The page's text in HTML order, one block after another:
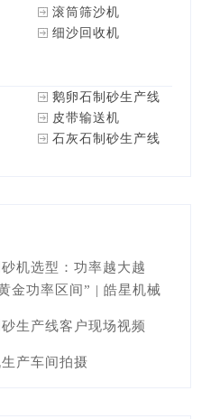
滚筒筛沙机
细沙回收机
鹅卵石制砂生产线
皮带输送机
石灰石制砂生产线
机选型：功率越大越
金功率区间” | 皓星机械
生产线客户现场视频
产车间拍摄